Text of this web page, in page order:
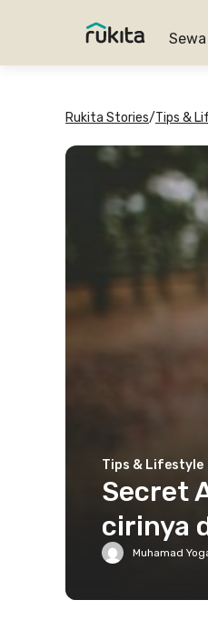
Sewa
Rukita Stories/Tips &
Tips & Lifestyle
Secret
cirinya
Muhamad